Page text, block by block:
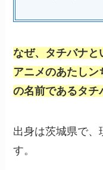
なぜ、タチバナと
アニメのあたし
の名前であるタチ
出身は茨城県で、
す。